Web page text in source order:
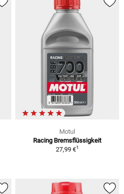
Motul
Racing Bremsflüssigkeit
27,99 €1